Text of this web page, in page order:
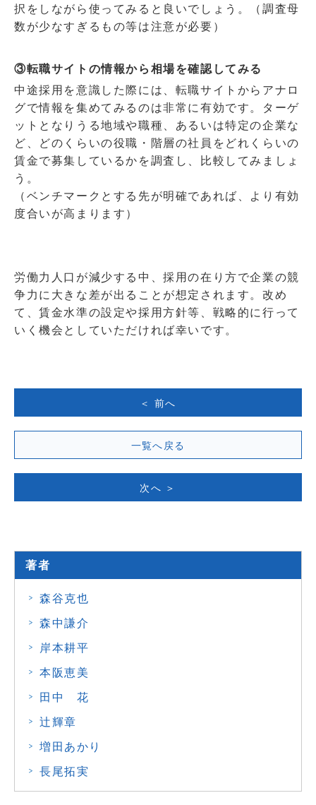
択をしながら使ってみると良いでしょう。（調査母
数が少なすぎるもの等は注意が必要）
③転職サイトの情報から相場を確認してみる
中途採用を意識した際には、転職サイトからアナロ
グで情報を集めてみるのは非常に有効です。ターゲ
ットとなりうる地域や職種、あるいは特定の企業な
ど、どのくらいの役職・階層の社員をどれくらいの
賃金で募集しているかを調査し、比較してみましょ
う。
（ベンチマークとする先が明確であれば、より有効
度合いが高まります）
労働力人口が減少する中、採用の在り方で企業の競
争力に大きな差が出ることが想定されます。改め
て、賃金水準の設定や採用方針等、戦略的に行って
いく機会としていただければ幸いです。
＜ 前へ
一覧へ戻る
次へ ＞
著者
森谷克也
森中謙介
岸本耕平
本阪恵美
田中 花
辻輝章
増田あかり
長尾拓実